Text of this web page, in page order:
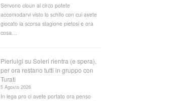
Servono cloun al circo potete
accomodarvi visto lo schifo con cui avete
giocato la scorsa stagione pietosi e ora
cosa…
Pierluigi suSoleri rientra (e spera),
per ora restano tutti in gruppo con
Turati
5 Agosto 2026
In lega pro ci avete portato ora penso